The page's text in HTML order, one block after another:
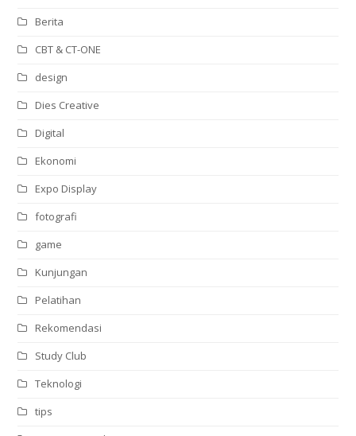
Berita
CBT & CT-ONE
design
Dies Creative
Digital
Ekonomi
Expo Display
fotografi
game
Kunjungan
Pelatihan
Rekomendasi
Study Club
Teknologi
tips